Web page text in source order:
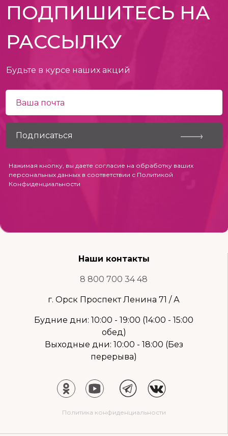
ПОДПИШИТЕСЬ НА
РАССЫЛКУ
Будьте в курсе наших акций
Нажимая кнопку, вы даете согласие на обработку ваших
персональных данных в соответствии с Политикой
Конфиденциальности
Наши контакты
8 800 700 34 48
г. Орск Проспект Ленина 71 / А
Будние дни: 10:00 - 19:00 (14:00 - 15:00
обед)
Выходные дни: 10:00 - 18:00 (Без
перерыва)
Политика конфиденциальности